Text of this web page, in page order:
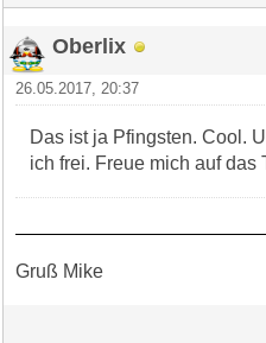
Oberlix
26.05.2017, 20:37
Das ist ja Pfingsten. Cool.
ich frei. Freue mich auf das
Gruß Mike